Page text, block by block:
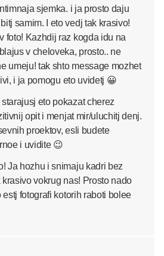
sjemka. i ja prosto daju
samim. I eto vedj tak krasivo!
foto! Kazhdij raz kogda idu na
v cheloveka, prosto.. ne
umeju! tak shto message mozhet
i ja pomogu eto uvidetj 😀
eto pokazat cherez
opit i menjat mir/uluchitj denj.
proektov, esli budete
i uvidite 😉
Ja hozhu i snimaju kadri bez
vokrug nas! Prosto nado
fotografi kotorih raboti bolee